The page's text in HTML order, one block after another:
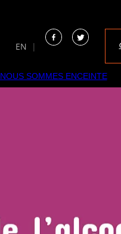
NOUS SOMMES ENCEINTE
EN |